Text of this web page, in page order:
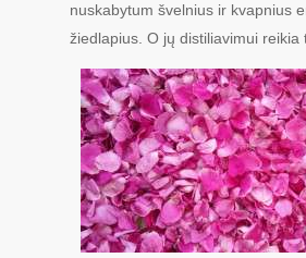
nuskabytum švelnius ir kvapnius
žiedlapius. O jų distiliavimui reikia